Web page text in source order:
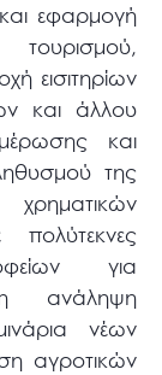
εφαρμογή
εισιτηρίων
και άλλου
και
της
για
η ανάληψη
νέων
αγροτικών